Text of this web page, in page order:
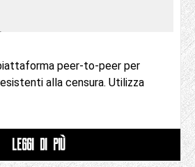
peer-to-peer per
alla censura. Utilizza
LEGGI DI PIÙ